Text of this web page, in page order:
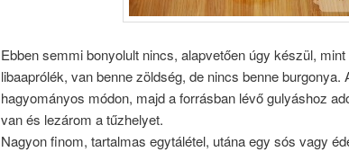
Ebben semmi bonyolult nincs, alapvetően úgy készül,
libaaprólék, van benne zöldség, de nincs benne
hagyományos módon, majd a forrásban lévő gulyáshoz
van és lezárom a tűzhelyet.
Nagyon finom, tartalmas egytálétel, utána egy sós vagy